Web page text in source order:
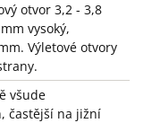
otvor 3,2 - 3,8
vysoký,
Výletové otvory
všude
častější na jižní